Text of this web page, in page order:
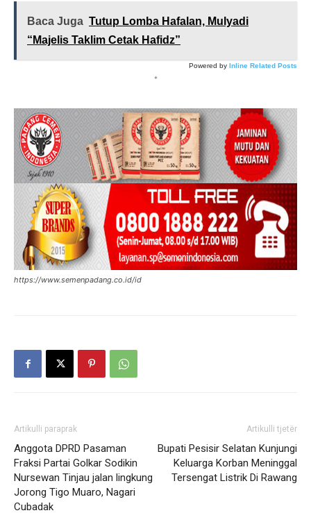
Baca Juga Tutup Lomba Hafalan, Mulyadi
“Majelis Taklim Cetak Hafidz”
Powered by Inline Related Posts
*
https://www.semenpadang.co.id/id
Artikulli paraprak
Anggota DPRD Pasaman
Fraksi Partai Golkar Sodikin
Nursewan Tinjau jalan lingkung
Jorong Tigo Muaro, Nagari
Cubadak
Artikulli tjetër
Bupati Pesisir Selatan Kunjungi
Keluarga Korban Meninggal
Tersengat Listrik Di Rawang